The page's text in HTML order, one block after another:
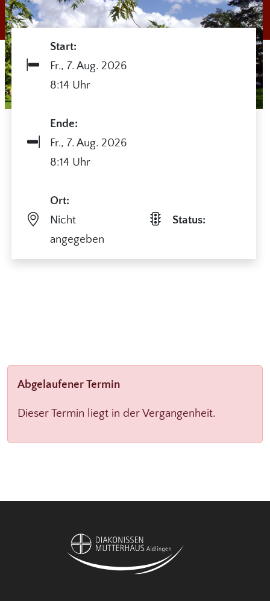
Start:
Fr., 7. Aug. 2026
8:14 Uhr
Ende:
Fr., 7. Aug. 2026
8:14 Uhr
Ort:
Nicht
angegeben
Status:
Abgelaufener Termin
Dieser Termin liegt in der Vergangenheit.